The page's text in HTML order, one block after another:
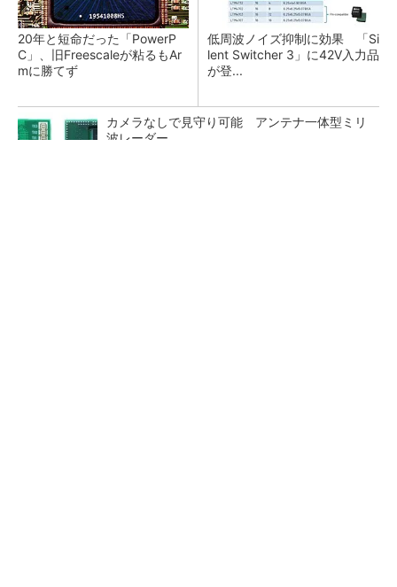
20年と短命だった「PowerP
C」、旧Freescaleが粘るもAr
mに勝てず
低周波ノイズ抑制に効果 「Si
lent Switcher 3」に42V入力品
が登...
カメラなしで見守り可能 アンテナ一体型ミリ
波レーダー